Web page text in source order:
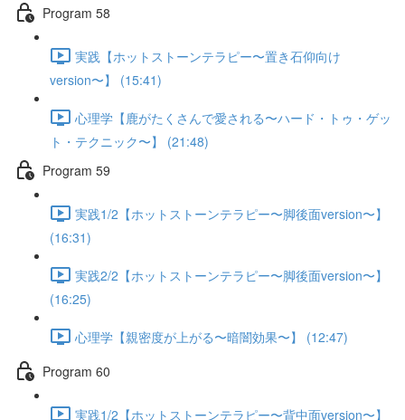
Program 58
実践【ホットストーンテラピー〜置き石仰向け
version〜】 (15:41)
心理学【鹿がたくさんで愛される〜ハード・トゥ・ゲッ
ト・テクニック〜】 (21:48)
Program 59
実践1/2【ホットストーンテラピー〜脚後面version〜】
(16:31)
実践2/2【ホットストーンテラピー〜脚後面version〜】
(16:25)
心理学【親密度が上がる〜暗闇効果〜】 (12:47)
Program 60
実践1/2【ホットストーンテラピー〜背中面version〜】